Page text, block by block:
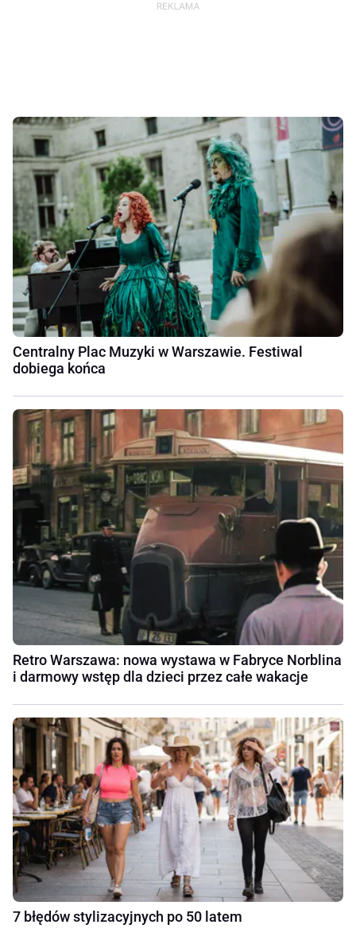
Centralny Plac Muzyki w Warszawie. Festiwal
dobiega końca
Retro Warszawa: nowa wystawa w Fabryce Norblina
i darmowy wstęp dla dzieci przez całe wakacje
7 błędów stylizacyjnych po 50 latem